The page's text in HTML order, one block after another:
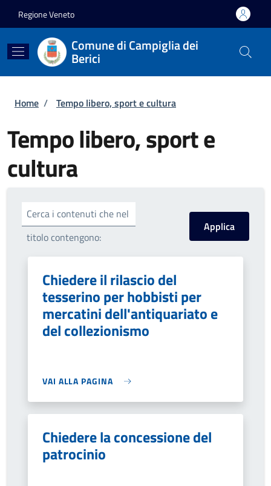
Regione Veneto
Comune di Campiglia dei
Berici
Briciole di pane
Home / Tempo libero, sport e cultura
Tempo libero, sport e
cultura
Cerca i contenuti che nel
titolo contengono:
Chiedere il rilascio del
tesserino per hobbisti per
mercatini dell'antiquariato e
del collezionismo
VAI ALLA PAGINA
Chiedere la concessione del
patrocinio